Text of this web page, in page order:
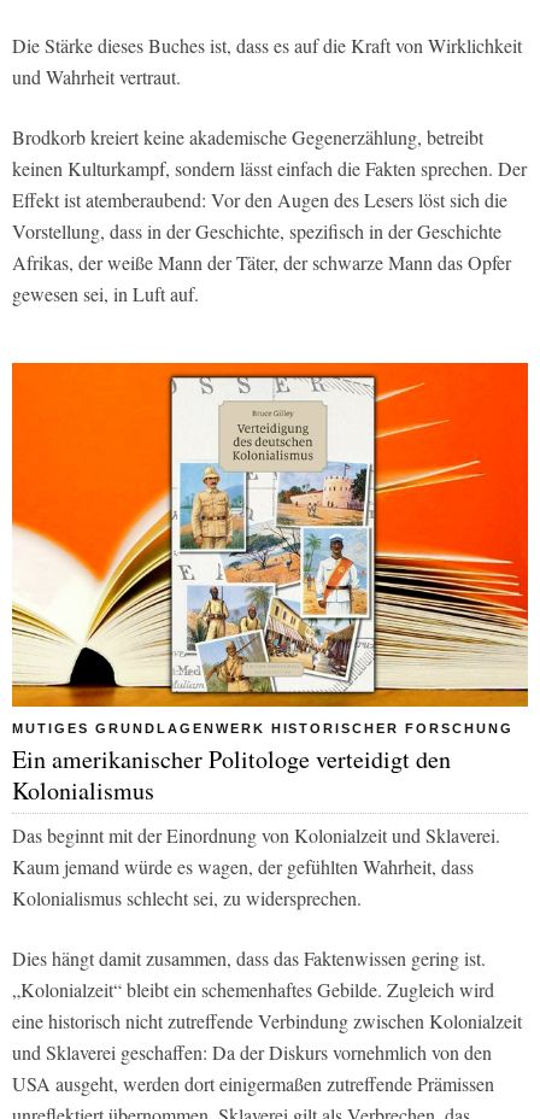
Die Stärke dieses Buches ist, dass es auf die Kraft von Wirklichkeit
und Wahrheit vertraut.
Brodkorb kreiert keine akademische Gegenerzählung, betreibt
keinen Kulturkampf, sondern lässt einfach die Fakten sprechen. Der
Effekt ist atemberaubend: Vor den Augen des Lesers löst sich die
Vorstellung, dass in der Geschichte, spezifisch in der Geschichte
Afrikas, der weiße Mann der Täter, der schwarze Mann das Opfer
gewesen sei, in Luft auf.
MUTIGES GRUNDLAGENWERK HISTORISCHER FORSCHUNG
Ein amerikanischer Politologe verteidigt den
Kolonialismus
Das beginnt mit der Einordnung von Kolonialzeit und Sklaverei.
Kaum jemand würde es wagen, der gefühlten Wahrheit, dass
Kolonialismus schlecht sei, zu widersprechen.
Dies hängt damit zusammen, dass das Faktenwissen gering ist.
„Kolonialzeit“ bleibt ein schemenhaftes Gebilde. Zugleich wird
eine historisch nicht zutreffende Verbindung zwischen Kolonialzeit
und Sklaverei geschaffen: Da der Diskurs vornehmlich von den
USA ausgeht, werden dort einigermaßen zutreffende Prämissen